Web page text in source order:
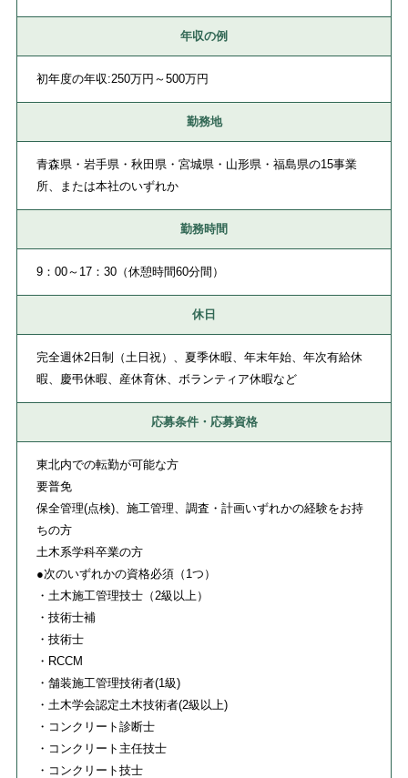
年収の例
初年度の年収:250万円～500万円
勤務地
青森県・岩手県・秋田県・宮城県・山形県・福島県の15事業
所、または本社のいずれか
勤務時間
9：00～17：30（休憩時間60分間）
休日
完全週休2日制（土日祝）、夏季休暇、年末年始、年次有給休
暇、慶弔休暇、産休育休、ボランティア休暇など
応募条件・応募資格
東北内での転勤が可能な方
要普免
保全管理(点検)、施工管理、調査・計画いずれかの経験をお持
ちの方
土木系学科卒業の方
●次のいずれかの資格必須（1つ）
・土木施工管理技士（2級以上）
・技術士補
・技術士
・RCCM
・舗装施工管理技術者(1級)
・土木学会認定土木技術者(2級以上)
・コンクリート診断士
・コンクリート主任技士
・コンクリート技士